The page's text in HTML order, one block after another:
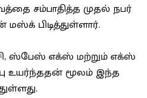
சம்பாதித்த முதல் நபர்
பிடித்துள்ளார்.
ஸ்பேஸ் எக்ஸ் மற்றும் எக்ஸ்
உயர்ந்ததன் மூலம் இந்த